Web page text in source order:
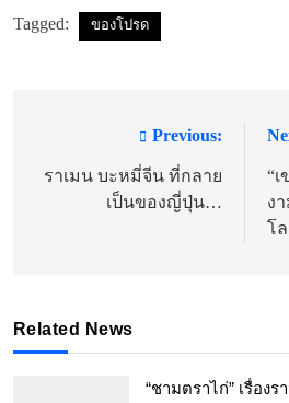
Tagged: ของโปรด
เรื่อง
Previous:
ราเมน บะหมี่จีน ที่กลาย
เป็นของญี่ปุ่น…
“
ง
โ
Related News
“ชามตราไก่” เรื่อง